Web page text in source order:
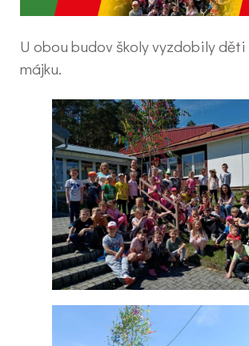
U obou budov školy vyzdobily děti
májku.